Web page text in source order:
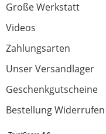
Große Werkstatt
Videos
Zahlungsarten
Unser Versandlager
Geschenkgutscheine
Bestellung Widerrufen